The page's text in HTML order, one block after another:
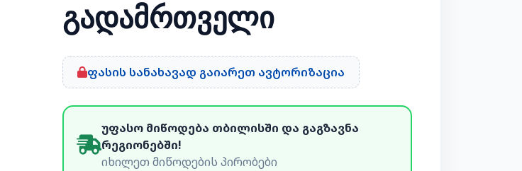
გადამრთველი
ფასის სანახავად გაიარეთ ავტორიზაცია
უფასო მიწოდება თბილისში და გაგზავნა
რეგიონებში!
იხილეთ მიწოდების პირობები